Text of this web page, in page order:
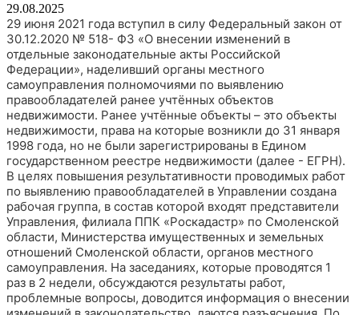
29.08.2025
29 июня 2021 года вступил в силу Федеральный закон от
30.12.2020 № 518- ФЗ «О внесении изменений в
отдельные законодательные акты Российской
Федерации», наделивший органы местного
самоуправления полномочиями по выявлению
правообладателей ранее учтённых объектов
недвижимости. Ранее учтённые объекты – это объекты
недвижимости, права на которые возникли до 31 января
1998 года, но не были зарегистрированы в Едином
государственном реестре недвижимости (далее - ЕГРН).
В целях повышения результативности проводимых работ
по выявлению правообладателей в Управлении создана
рабочая группа, в состав которой входят представители
Управления, филиала ППК «Роскадастр» по Смоленской
области, Министерства имущественных и земельных
отношений Смоленской области, органов местного
самоуправления. На заседаниях, которые проводятся 1
раз в 2 недели, обсуждаются результаты работ,
проблемные вопросы, доводится информация о внесении